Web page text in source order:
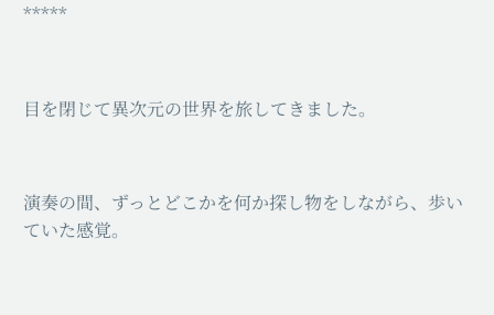
*****
目を閉じて異次元の世界を旅してきました。
演奏の間、ずっとどこかを何か探し物をしながら、歩い
ていた感覚。